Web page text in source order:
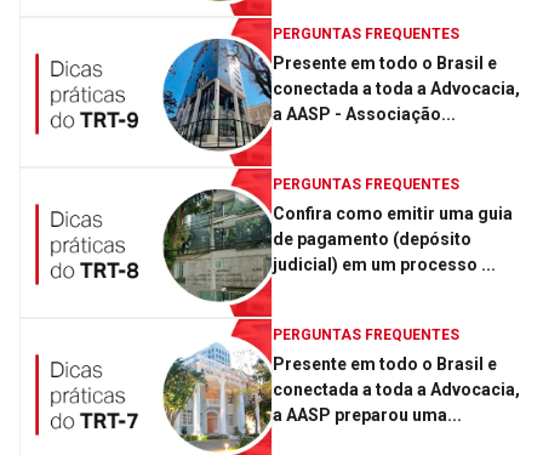
PERGUNTAS FREQUENTES
Presente em todo o Brasil e
conectada a toda a Advocacia,
a AASP - Associação...
PERGUNTAS FREQUENTES
Confira como emitir uma guia
de pagamento (depósito
judicial) em um processo ...
PERGUNTAS FREQUENTES
Presente em todo o Brasil e
conectada a toda a Advocacia,
a AASP preparou uma...